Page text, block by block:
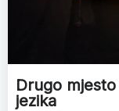
Drugo
jezika